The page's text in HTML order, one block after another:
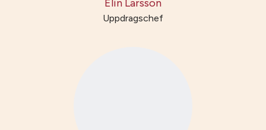
Elin Larsson
Uppdragschef